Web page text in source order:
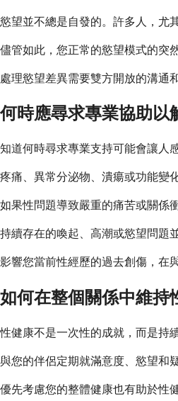
慾望並不總是自發的。許多人，尤
儘管如此，您正常的慾望模式的突
處理慾望差異需要雙方開放的溝通
何時應尋求專業協助以
知道何時尋求專業支持可能會讓人
疼痛、異常分泌物、潰瘍或功能變
如果性問題導致嚴重的痛苦或關係
持續存在的喚起、高潮或慾望問題
影響您當前性經歷的過去創傷，在
如何在整個關係中維持
性健康不是一次性的成就，而是持
與您的伴侶定期就滿意度、慾望和
優先考慮您的整體健康也有助於性